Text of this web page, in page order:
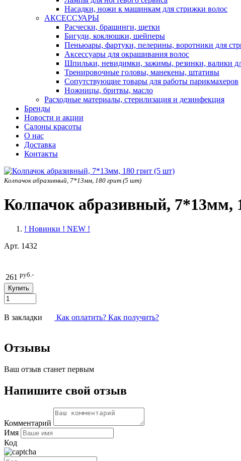
Насадки, ножи к машинкам для стрижки волос
АКСЕССУАРЫ
Расчески, брашинги, щетки
Бигуди, коклюшки, шейперы
Пеньюары, фартуки, пелерины, воротники для
Аксессуары для окрашивания волос
Шпильки, невидимки, зажимы, резинки, валики
Тренировочные головы, манекены, штативы
Сопутствующие товары для работы парикмахеров
Ножницы, бритвы, масло
Расходные материалы, стерилизация и дезинфекция
Бренды
Новости и акции
Салоны красоты
О нас
Доставка
Контакты
Колпачок абразивный, 7*13мм, 180 грит (5 шт)
Колпачок абразивный, 7*13мм,
! Новинки ! NEW !
Арт. 1432
261 руб.-
В закладки Как оплатить? Как получить?
Отзывы
Ваш отзыв станет первым
Напишите свой отзыв
Комментарий
Имя
Код